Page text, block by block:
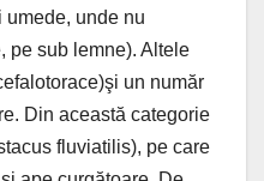
unde nu
pe sub lemne). Altele
un număr
Din această categorie
fluviatilis), pe care